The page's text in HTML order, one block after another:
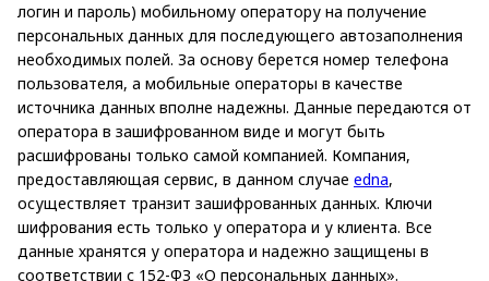
логин и пароль) мобильному оператору на получение
персональных данных для последующего автозаполнения
необходимых полей. За основу берется номер телефона
пользователя, а мобильные операторы в качестве
источника данных вполне надежны. Данные передаются от
оператора в зашифрованном виде и могут быть
расшифрованы только самой компанией. Компания,
предоставляющая сервис, в данном случае edna,
осуществляет транзит зашифрованных данных. Ключи
шифрования есть только у оператора и у клиента. Все
данные хранятся у оператора и надежно защищены в
соответствии с 152-ФЗ «О персональных данных».